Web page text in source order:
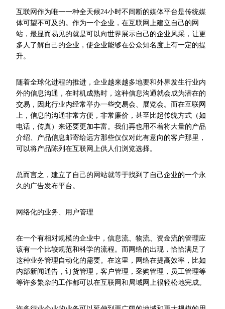
互联网作为唯一一种全天候24小时不间断的媒体平台是传统媒
体可望不可及的。作为一个企业，在互联网上建立自己的网
站，最显而易见的就是可以向世界展示自己的企业风采，让更
多人了解自己的企业，使企业能够在公众知名度上有一定的提
升。
随着全球化进程的推进，企业越来越多地要和外界发生行业内
外的信息沟通，在时机成熟时，这种信息沟通就会成为潜在的
交易，因此行业内经常举办一些交易会、展览会。而在互联网
上，信息的沟通非常方便，非常廉价，甚至比起传统方式（如
电话，传真）来还要更加丰富。我们再也用不着将大量的产品
介绍、产品信息邮寄给远方那些仅仅对此有意向的客户那里，
可以将产品陈列在互联网上供人们浏览选择。
总而言之，建立了自己的网站就等于找到了自己企业的一个永
久的广告发布平台。
网络化的业务、用户管理
在一个有相对规模的企业中，信息流、物流、资金流的管理应
该有一个比较规范和科学的流程。而网络的出现，恰恰满足了
这种业务管理自动化的需要。在这里，网络在提高效率，比如
内部新闻通告，订货管理，客户管理，采购管理，员工管理等
等许多繁杂的工作都可以在互联网和局域网上很轻松地完成。